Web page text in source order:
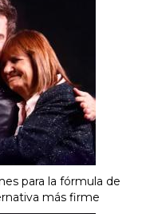
para la fórmula de
más firme